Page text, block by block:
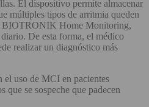
El dispositivo permite almacenar
múltiples tipos de arritmia queden
BIOTRONIK Home Monitoring,
De esta forma, el médico
realizar un diagnóstico más
el uso de MCI en pacientes
se sospeche que padecen